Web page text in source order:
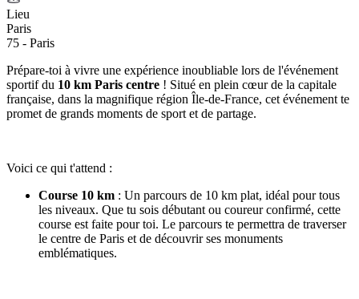
Lieu
Paris
75 - Paris
Prépare-toi à vivre une expérience inoubliable lors de l'événement
sportif du 10 km Paris centre ! Situé en plein cœur de la capitale
française, dans la magnifique région Île-de-France, cet événement te
promet de grands moments de sport et de partage.
Voici ce qui t'attend :
Course 10 km : Un parcours de 10 km plat, idéal pour tous
les niveaux. Que tu sois débutant ou coureur confirmé, cette
course est faite pour toi. Le parcours te permettra de traverser
le centre de Paris et de découvrir ses monuments
emblématiques.